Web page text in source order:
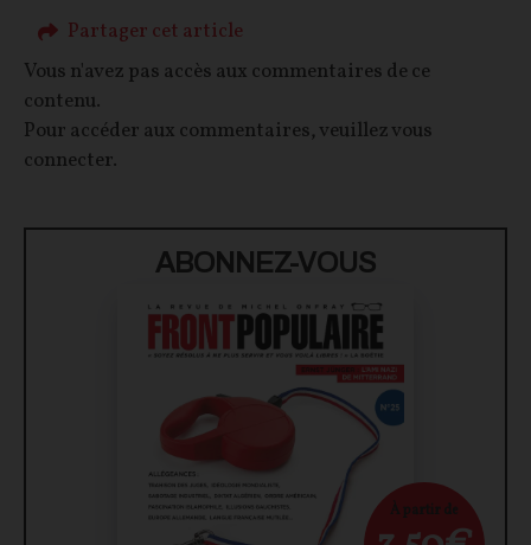
Partager cet article
Vous n'avez pas accès aux commentaires de ce
contenu.
Pour accéder aux commentaires, veuillez vous
connecter.
ABONNEZ-VOUS
À partir de